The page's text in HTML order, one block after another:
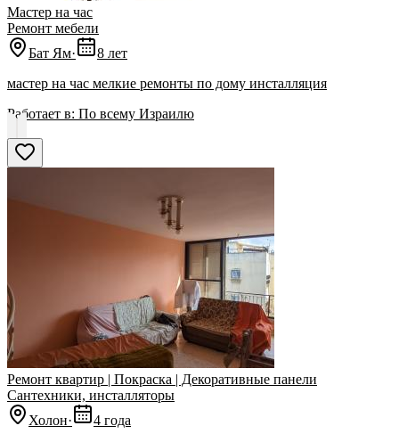
Мастер на час
Ремонт мебели
Бат Ям·
8 лет
мастер на час мелкие ремонты по дому инсталляция
Работает в: По всему Израилю
Ремонт квартир | Покраска | Декоративные панели
Сантехники, инсталляторы
Холон·
4 года